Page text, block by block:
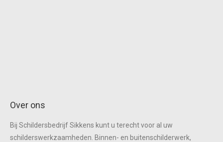
Over ons
Bij Schildersbedrijf Sikkens kunt u terecht voor al uw
schilderswerkzaamheden. Binnen- en buitenschilderwerk,